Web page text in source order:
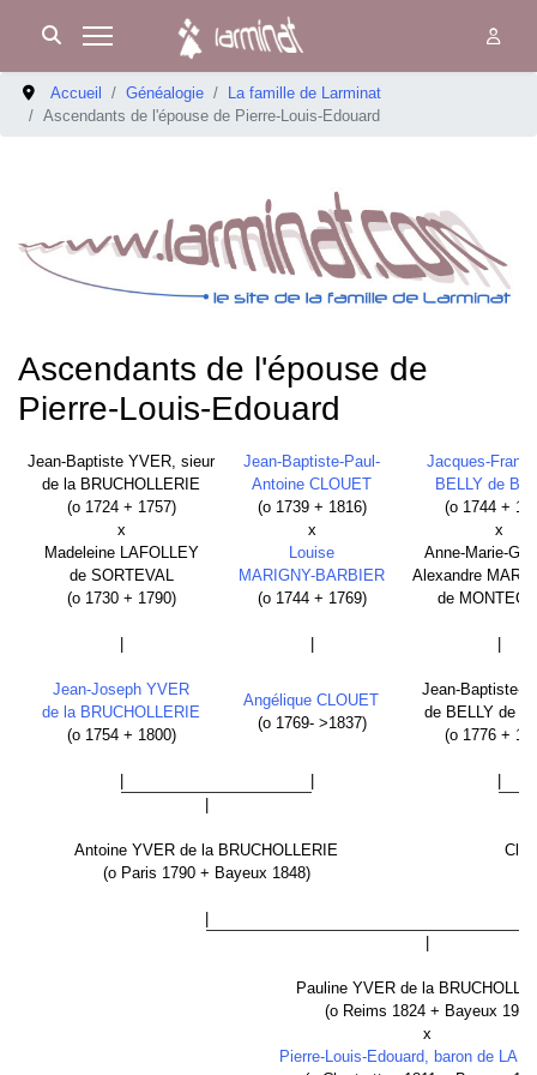
Accueil Généalogie
La famille de Larminat
Ascendants de l'épouse de Pierre-Louis-Edouard
Ascendants de l'épouse de
Pierre-Louis-Edouard
Jean-Baptiste YVER, sieur
de la BRUCHOLLERIE
(o 1724 + 1757)
Jean-Baptiste-Paul-
Antoine CLOUET
(o 1739 + 1816)
Jacques-
BELLY de
(o 1744 +
x
x
x
Madeleine LAFOLLEY
de SORTEVAL
(o 1730 + 1790)
Louise
MARIGNY-BARBIER
(o 1744 + 1769)
Anne-Marie-
Alexandre
de
Jean-Joseph YVER
de la BRUCHOLLERIE
(o 1754 + 1800)
Angélique CLOUET
(o 1769- >1837)
Jean-Baptiste-
de BELLY de
(o 1776 +
Antoine YVER de la BRUCHOLLERIE
(o Paris 1790 + Bayeux 1848)
Pauline YVER de la
(o Reims 1824 + Bayeux
x
Pierre-Louis-Edouard, baron de